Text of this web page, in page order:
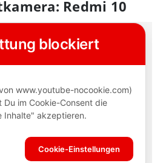
Redmi 10